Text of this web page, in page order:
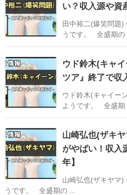
い？収入源や資
田中裕二(爆笑問題)
うです。 全盛期の
ウド鈴木(キャ
ツア』終了で収
ウド鈴木(キャイー
ようです。 全盛期
山崎弘也(ザキ
がやばい！収入
年】
山崎弘也(ザキヤマ)
うです。 全盛期の ...